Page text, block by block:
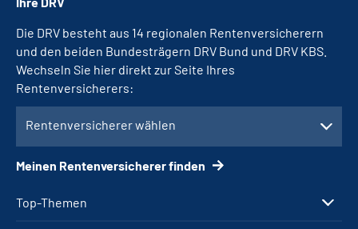
Top-Themen
Die DRV besteht aus 14 regionalen Rentenversicherern
und den beiden Bundesträgern DRV Bund und DRV KBS.
Wechseln Sie hier direkt zur Seite Ihres
Rentenversicherers:
Rentenversicherer wählen
Meinen Rentenversicherer finden